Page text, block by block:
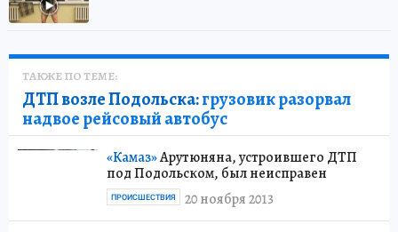
ТАКЖЕ ПО ТЕМЕ:
ДТП возле Подольска:грузовик разорвал
надвое рейсовый автобус
«Камаз»Арутюняна, устроившего ДТП
под Подольском, был неисправен
20 ноября 2013
ПРОИСШЕСТВИЯ